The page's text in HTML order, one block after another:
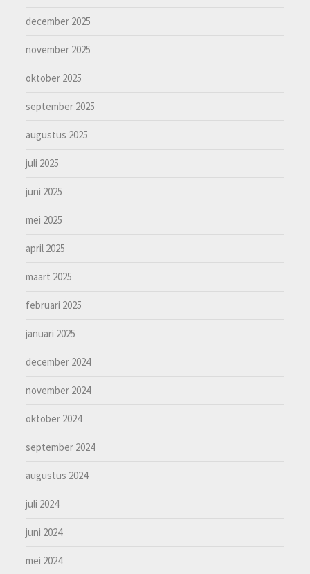
december 2025
november 2025
oktober 2025
september 2025
augustus 2025
juli 2025
juni 2025
mei 2025
april 2025
maart 2025
februari 2025
januari 2025
december 2024
november 2024
oktober 2024
september 2024
augustus 2024
juli 2024
juni 2024
mei 2024